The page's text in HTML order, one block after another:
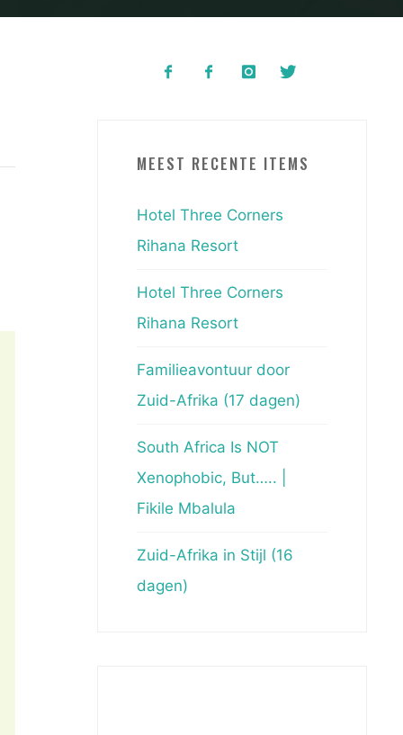
MEEST RECENTE ITEMS
Hotel Three Corners
Rihana Resort
Hotel Three Corners
Rihana Resort
Familieavontuur door
Zuid-Afrika (17 dagen)
South Africa Is NOT
Xenophobic, But….. |
Fikile Mbalula
Zuid-Afrika in Stijl (16
dagen)